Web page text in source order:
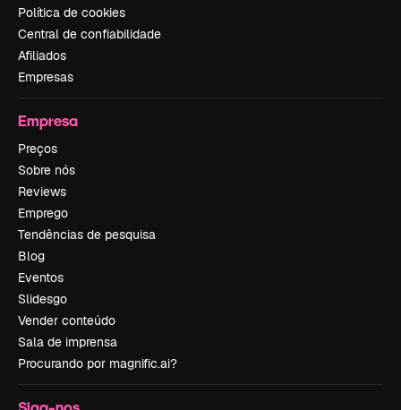
Política de cookies
Central de confiabilidade
Afiliados
Empresas
Empresa
Preços
Sobre nós
Reviews
Emprego
Tendências de pesquisa
Blog
Eventos
Slidesgo
Vender conteúdo
Sala de imprensa
Procurando por magnific.ai?